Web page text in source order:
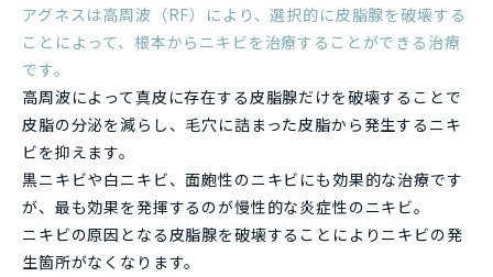
アグネスは高周波（RF）により、選択的に皮脂腺を破壊する
ことによって、根本からニキビを治療することができる治療
です。
高周波によって真皮に存在する皮脂腺だけを破壊することで
皮脂の分泌を減らし、毛穴に詰まった皮脂から発生するニキ
ビを抑えます。
黒ニキビや白ニキビ、面皰性のニキビにも効果的な治療です
が、最も効果を発揮するのが慢性的な炎症性のニキビ。
ニキビの原因となる皮脂腺を破壊することによりニキビの発
生箇所がなくなります。